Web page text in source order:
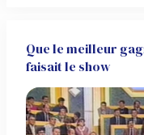
Que le meilleur
faisait le show